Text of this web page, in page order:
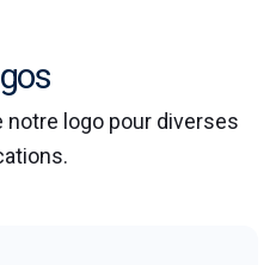
logo pour diverses